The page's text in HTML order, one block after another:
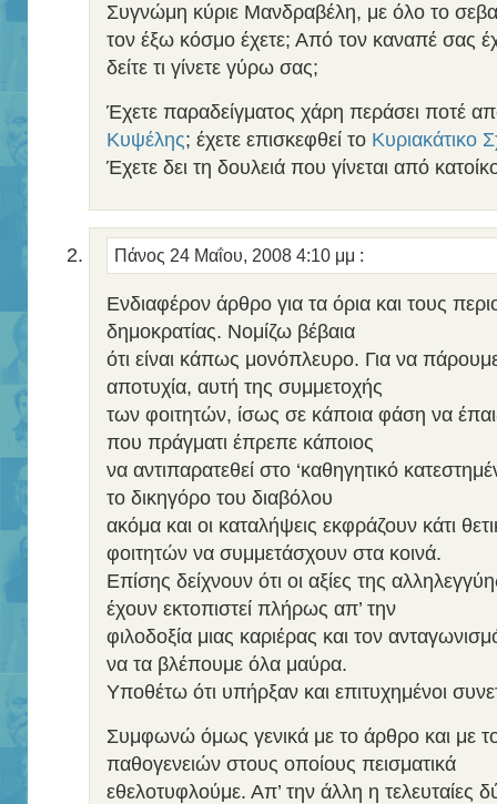
Συγνώμη κύριε Μανδραβέλη, με όλο το
τον έξω κόσμο έχετε; Από τον καναπέ σας
δείτε τι γίνετε γύρω σας;
Έχετε παραδείγματος χάρη περάσει ποτέ
Κυψέλης; έχετε επισκεφθεί το Κυριακάτικο
Έχετε δει τη δουλειά που γίνεται από
Πάνος 24 Μαΐου, 2008 4:10 μμ :
Ενδιαφέρον άρθρο για τα όρια και τους
δημοκρατίας. Νομίζω βέβαια
ότι είναι κάπως μονόπλευρο. Για να
αποτυχία, αυτή της συμμετοχής
των φοιτητών, ίσως σε κάποια φάση να
που πράγματι έπρεπε κάποιος
να αντιπαρατεθεί στο ‘καθηγητικό
το δικηγόρο του διαβόλου
ακόμα και οι καταλήψεις εκφράζουν κάτι
φοιτητών να συμμετάσχουν στα κοινά.
Επίσης δείχνουν ότι οι αξίες της
έχουν εκτοπιστεί πλήρως απ’ την
φιλοδοξία μιας καριέρας και τον
να τα βλέπουμε όλα μαύρα.
Υποθέτω ότι υπήρξαν και επιτυχημένοι
Συμφωνώ όμως γενικά με το άρθρο και με
παθογενειών στους οποίους πεισματικά
εθελοτυφλούμε. Απ’ την άλλη η τελευταίες